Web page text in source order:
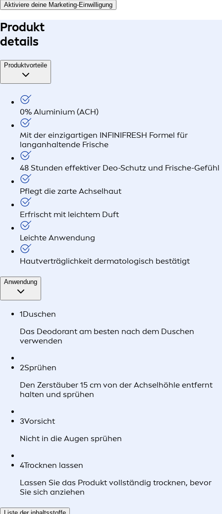
Aktiviere deine Marketing-Einwilligung
Produkt
details
Produktvorteile
0% Aluminium (ACH)
Mit der einzigartigen INFINIFRESH Formel für
langanhaltende Frische
48 Stunden effektiver Deo-Schutz und Frische-Gefühl
Pflegt die zarte Achselhaut
Erfrischt mit leichtem Duft
Leichte Anwendung
Hautverträglichkeit dermatologisch bestätigt
Anwendung
1Duschen
Das Deodorant am besten nach dem Duschen
verwenden
2Sprühen
Den Zerstäuber 15 cm von der Achselhöhle entfernt
halten und sprühen
3Vorsicht
Nicht in die Augen sprühen
4Trocknen lassen
Lassen Sie das Produkt vollständig trocknen, bevor
Sie sich anziehen